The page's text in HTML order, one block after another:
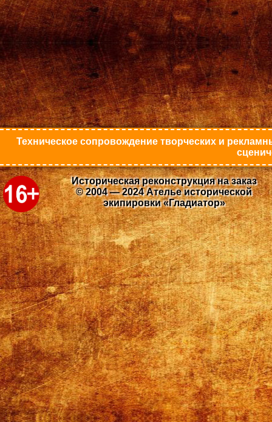
Техническое сопровождение творческих и
Историческая реконструкция на заказ
© 2004 — 2024 Ателье исторической
экипировки «Гладиатор»